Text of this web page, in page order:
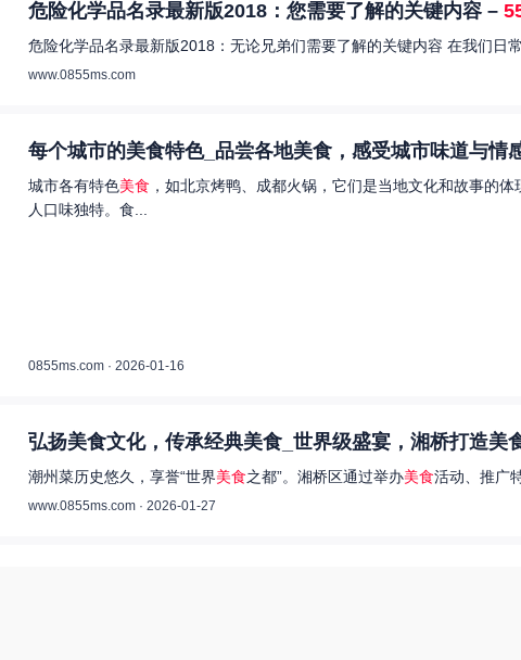
危险化学品名录最新版2018：您需要了解的关键内容 –
危险化学品名录最新版2018：无论兄弟们需要了解的关键内容 在我们日
www.0855ms.com
每个城市的美食特色_品尝各地美食，感受城市味道与情
城市各有特色美食 ，如北京烤鸭、成都火锅，它们是当地文化和故事的
人口味独特。食...
0855ms.com · 2026-01-16
弘扬美食文化，传承经典美食_世界级盛宴，湘桥打造美
潮州菜历史悠久，享誉“世界美食之都”。湘桥区通过举办美食活动、推广
www.0855ms.com · 2026-01-27